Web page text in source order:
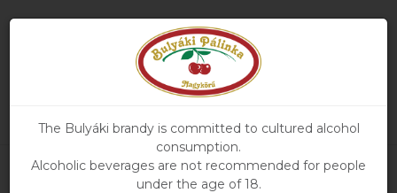
Main »Products» Strawberry
The Bulyáki brandy is committed to cultured alcohol
consumption.
Alcoholic beverages are not recommended for people
under the age of 18.